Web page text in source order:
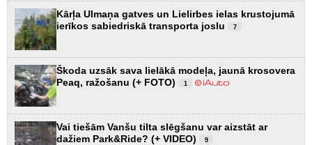
Kārļa Ulmaņa gatves un Lielirbes ielas krustojumā
ierīkos sabiedriskā transporta joslu
7
Škoda uzsāk sava lielākā modeļa, jaunā krosovera
Peaq, ražošanu (+ FOTO)
1
Vai tiešām Vanšu tilta slēgšanu var aizstāt ar
dažiem Park&Ride? (+ VIDEO)
9